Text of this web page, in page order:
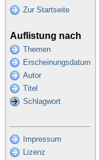
Zur Startseite
Auflistung nach
Themen
Erscheinungsdatum
Autor
Titel
Schlagwort
Impressum
Lizenz